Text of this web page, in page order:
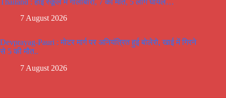
7 August 2026
Devprayag-Pauri : मोटर मार्ग पर अनियंत्रित हुई बोलेरो, खाई में गिरने
से 5 की मौत..
7 August 2026